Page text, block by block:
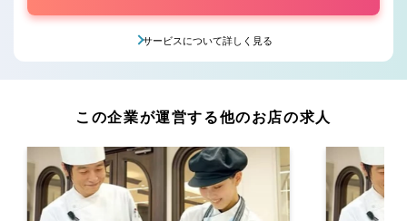
サービスについて詳しく見る
この企業が運営する他のお店の求人